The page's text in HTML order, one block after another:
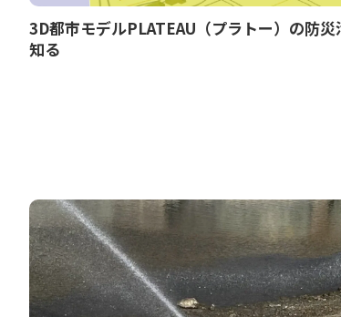
3D都市モデルPLATEAU（プラトー）の防災
知る